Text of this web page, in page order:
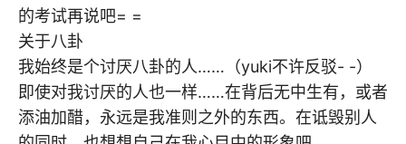
的考试再说吧= =
关于八卦
我始终是个讨厌八卦的人……（yuki不许反驳- -）
即使对我讨厌的人也一样……在背后无中生有，或者
添油加醋，永远是我准则之外的东西。在诋毁别人